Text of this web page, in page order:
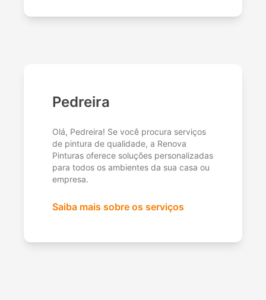
Pedreira
Olá, Pedreira! Se você procura serviços
de pintura de qualidade, a Renova
Pinturas oferece soluções personalizadas
para todos os ambientes da sua casa ou
empresa.
Saiba mais sobre os serviços